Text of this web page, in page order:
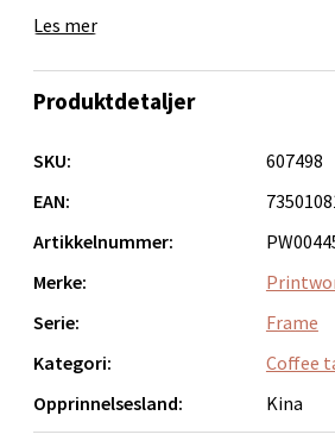
alle med tilhørende sider for notater
forskjellen er at innholdet i denne
letter (8.5 x 11).
Les mer
Produktdetaljer
SKU:
607498
EAN:
Artikkelnummer:
Merke:
Serie:
Frame
Kategori:
Coffee
Opprinnelsesland:
Kina
Bergen - Thon Senter
Kristiansand -
Lillemarkens markensgate 25B,